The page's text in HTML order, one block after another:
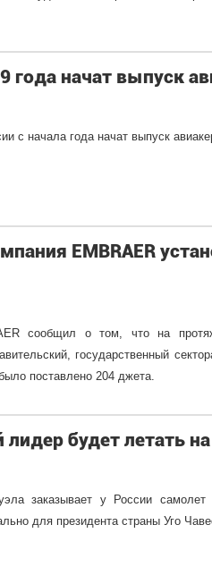
года начат выпуск
с начала года начат выпуск
EMBRAER
сообщил о том, что на
государственный
поставлено 204 джета.
лидер будет летать
заказывает у России самолет
для президента страны Уго